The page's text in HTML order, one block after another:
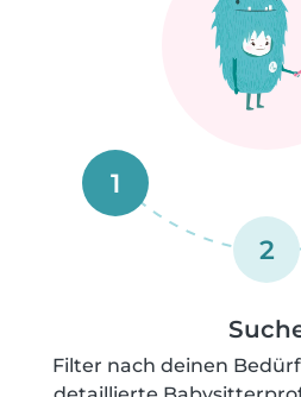
1
2
Filter nach deinen